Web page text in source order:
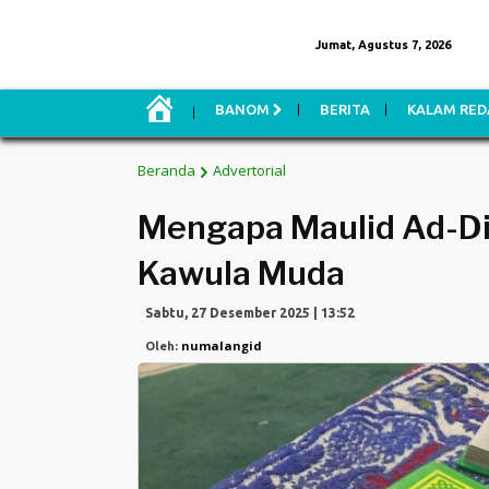
Jumat, Agustus 7, 2026
M
BANOM BERITA KALAM
Beranda Advertorial
Mengapa Maulid Ad-
Kawula Muda
Sabtu, 27 Desember 2025 | 13:52
Oleh: numalangid